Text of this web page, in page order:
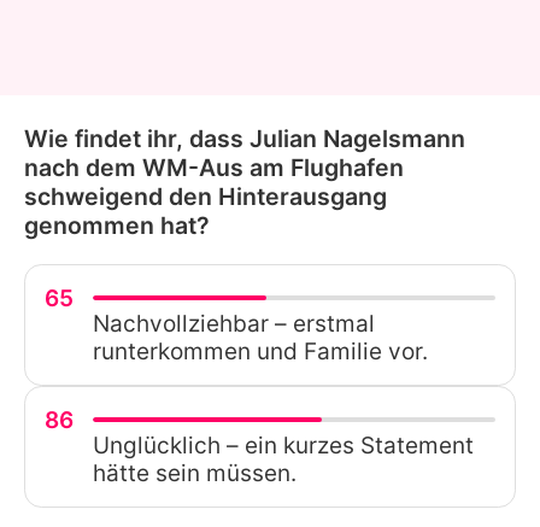
Wie findet ihr, dass Julian Nagelsmann
nach dem WM-Aus am Flughafen
schweigend den Hinterausgang
genommen hat?
65
Nachvollziehbar – erstmal
runterkommen und Familie vor.
86
Unglücklich – ein kurzes Statement
hätte sein müssen.